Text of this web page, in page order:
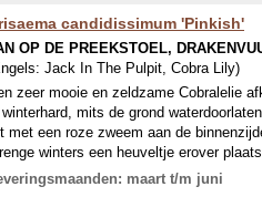
candidissimum 'Pinkish'
OP DE PREEKSTOEL,
Jack In The Pulpit, Cobra Lily)
zeer mooie en zeldzame Cobralelie
mits de grond
met een roze zweem aan de
winters een heuveltje erover
maart t/m juni